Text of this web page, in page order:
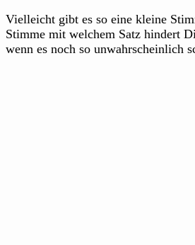
Vielleicht gibt es so eine kleine
Stimme mit welchem Satz hindert
wenn es noch so unwahrscheinlich